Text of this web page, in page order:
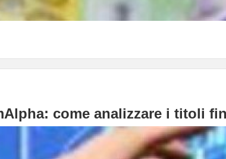
come analizzare i titoli